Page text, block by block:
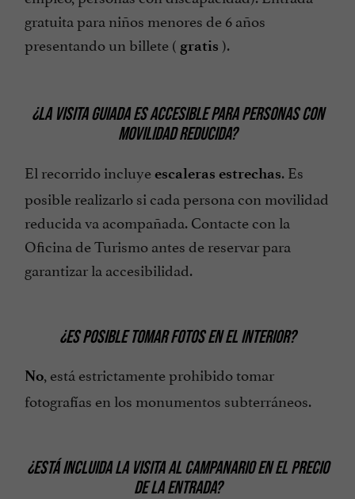
gratuita para niños menores de 6 años
presentando un billete ( gratis ).
¿LA VISITA GUIADA ES ACCESIBLE PARA PERSONAS CON
MOVILIDAD REDUCIDA?
El recorrido incluyeescaleras estrechas. Es
posible realizarlo si cada persona con movilidad
reducida va acompañada. Contacte con la
Oficina de Turismo antes de reservar para
garantizar la accesibilidad.
¿ES POSIBLE TOMAR FOTOS EN EL INTERIOR?
No, está estrictamente prohibido tomar
fotografías en los monumentos subterráneos.
¿ESTÁ INCLUIDA LA VISITA AL CAMPANARIO EN EL PRECIO
DE LA ENTRADA?